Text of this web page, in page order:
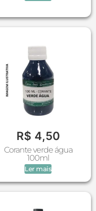
R$ 4,50
Corante verde água
100ml
Ler mais